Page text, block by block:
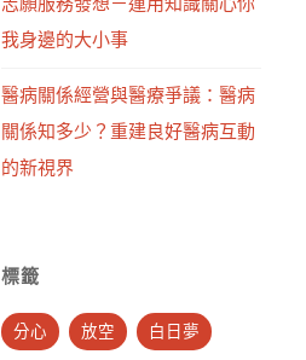
我身邊的大小事
醫病關係經營與醫療爭議：醫病
關係知多少？重建良好醫病互動
的新視界
標籤
分心 放空 白日夢